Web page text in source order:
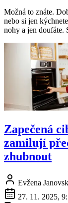
Možná to znáte.
nebo si jen
nohy a jen doufáte.
Zapečená
zamilují
zhubnout
Evžena
27. 11. 2025,